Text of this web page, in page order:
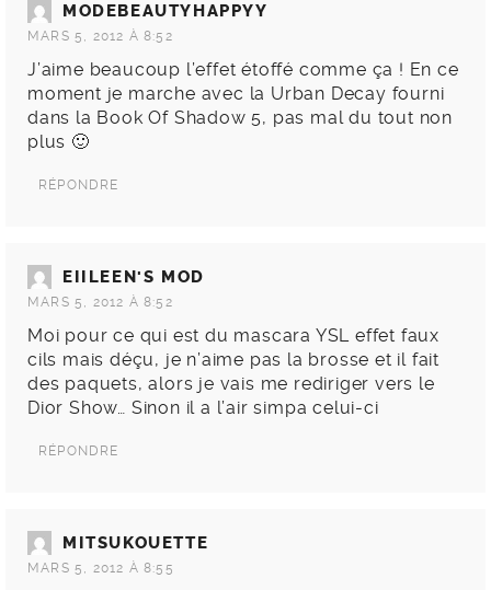
MODEBEAUTYHAPPYY
MARS 5, 2012 À 8:52
J’aime beaucoup l’effet étoffé comme ça ! En ce
moment je marche avec la Urban Decay fourni
dans la Book Of Shadow 5, pas mal du tout non
plus 🙂
RÉPONDRE
EIILEEN'S MOD
MARS 5, 2012 À 8:52
Moi pour ce qui est du mascara YSL effet faux
cils mais déçu, je n’aime pas la brosse et il fait
des paquets, alors je vais me rediriger vers le
Dior Show… Sinon il a l’air simpa celui-ci
RÉPONDRE
MITSUKOUETTE
MARS 5, 2012 À 8:55